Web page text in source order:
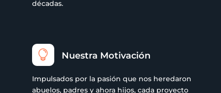
décadas.
 Nuestra Motivación
Impulsados por la pasión que nos heredaron
abuelos, padres y ahora hijos, cada proyecto